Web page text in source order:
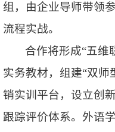
组，由企业导师带领
流程实战。
合作将形成“五维
实务教材，组建“双师
销实训平台，设立创
跟踪评价体系。外语